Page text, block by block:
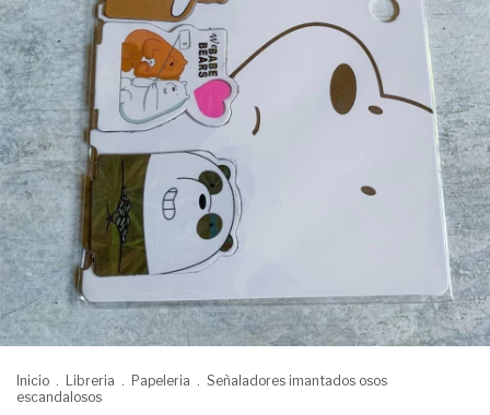
Inicio . Libreria . Papeleria . Señaladores imantados osos
escandalosos